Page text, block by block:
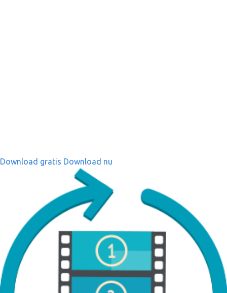
Download gratis Download nu